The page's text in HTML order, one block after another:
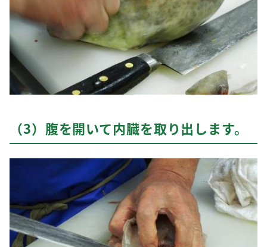
（3）腹を開いて内臓を取り出します。